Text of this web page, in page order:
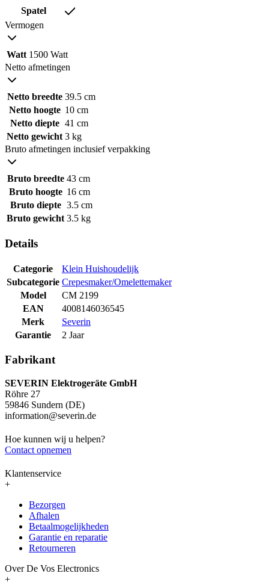
Spatel
Vermogen
Watt 1500 Watt
Netto afmetingen
Netto breedte 39.5 cm
Netto hoogte 10 cm
Netto diepte 41 cm
Netto gewicht 3 kg
Bruto afmetingen inclusief verpakking
Bruto breedte 43 cm
Bruto hoogte 16 cm
Bruto diepte 3.5 cm
Bruto gewicht 3.5 kg
Details
Categorie
Klein Huishoudelijk
Subcategorie Crepesmaker/Omelettemaker
Model
CM 2199
EAN
4008146036545
Merk
Severin
Garantie
2 Jaar
Fabrikant
SEVERIN Elektrogeräte GmbH
Röhre 27
59846 Sundern (DE)
information@severin.de
Hoe kunnen wij u helpen?
Contact opnemen
Klantenservice
+
Bezorgen
Afhalen
Betaalmogelijkheden
Garantie en reparatie
Retourneren
Over De Vos Electronics
+